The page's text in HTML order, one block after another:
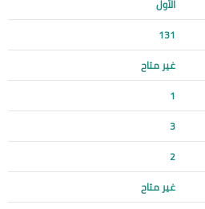
الأول
131
غير متاح
1
3
2
غير متاح